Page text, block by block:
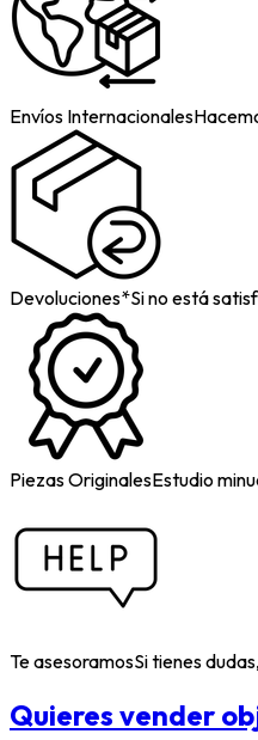
Envíos Internacionales
Devoluciones*Si no está
Piezas OriginalesEstudio
Te asesoramosSi tienes
Quieres vender